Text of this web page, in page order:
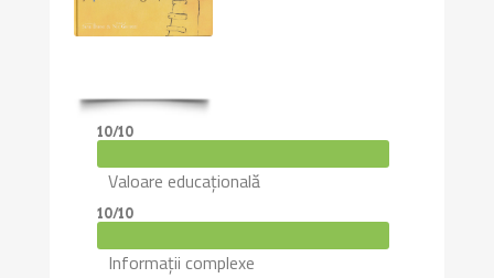
10/10
Valoare educațională
10/10
Informații complexe